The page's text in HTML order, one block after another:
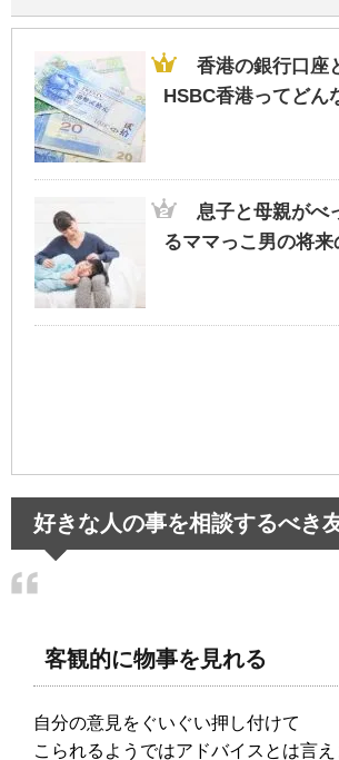
香港の銀行口座
HSBC香港ってどん
息子と母親がべ
るママっこ男の将
好きな人の事を相談するべき
客観的に物事を見れる
自分の意見をぐいぐい押し付けて
こられるようではアドバイスとは言え